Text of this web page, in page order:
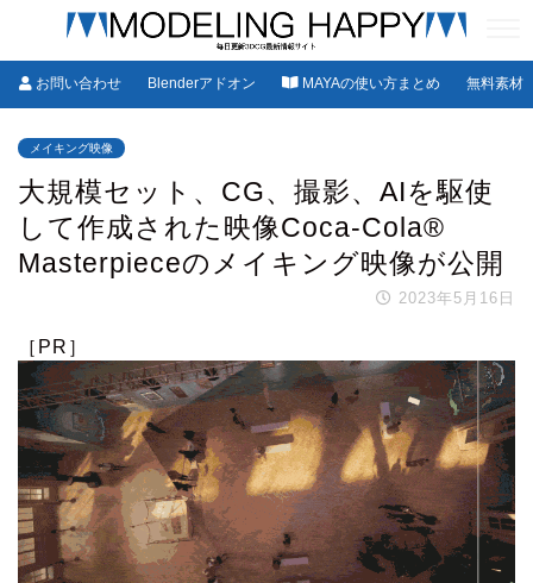
お問い合わせ Blenderアドオン MAYAの使い方まとめ 無料素材
メイキング映像
大規模セット、CG、撮影、AIを駆使
して作成された映像Coca-Cola®
Masterpieceのメイキング映像が公開
2023年5月16日
［PR］